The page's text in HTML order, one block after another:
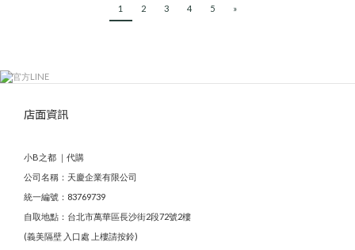
1 2 3 4 5 »
店面資訊
小B之都 ｜代購
公司名稱：天慶企業有限公司
統一編號：83769739
自取地點：台北市萬華區長沙街2段72號2樓
(義美隔壁 入口處 上樓請按鈴)